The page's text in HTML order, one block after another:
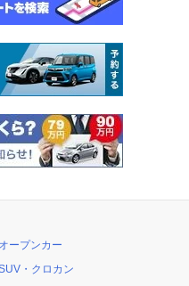
オープンカー
・クロカン